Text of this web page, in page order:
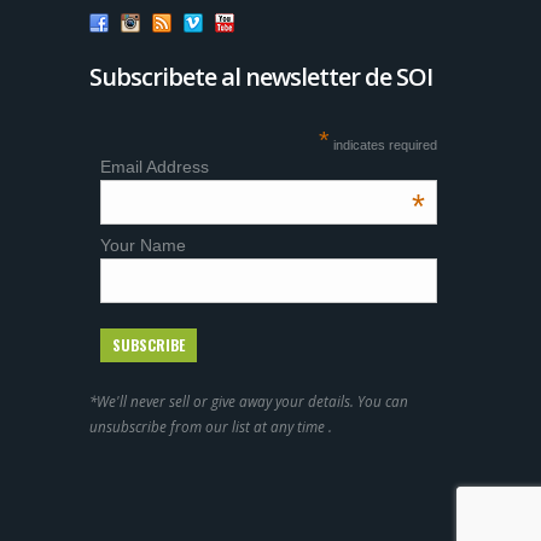
Subscribete al newsletter de SOI
* indicates required
Email Address
*
Your Name
*We'll never sell or give away your details. You can
unsubscribe from our list at any time .